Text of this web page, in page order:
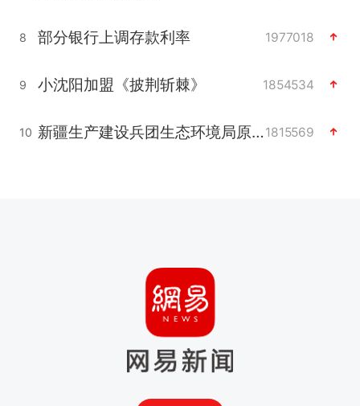
8 部分银行上调存款利率 1977018
9 小沈阳加盟《披荆斩棘》 1854534
10 新疆生产建设兵团生态环境局原局长被查1815569